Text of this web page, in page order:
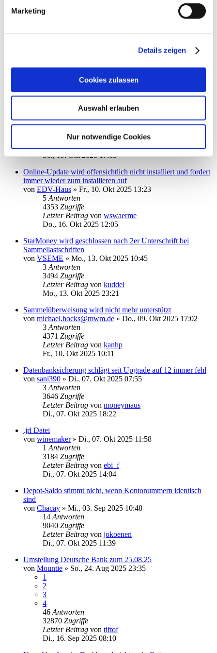
Marketing
Details zeigen
Cookies zulassen
Auswahl erlauben
Nur notwendige Cookies
3122
Letzter Beitrag
3Antworten
Zugriffe
Mi., 22. Okt 2025 11:38
Neuinstallation ohne Kategorien
vonlimburgerbub»So., 19. Okt 2025 12:27
Zugriffe
Letzter Beitragvonebi_f
So., 19. Okt 2025 17:13
Online-Update wird offensichtlich nicht installiert und fordert
immer wieder zum installieren auf
von EDV-Haus » Fr., 10. Okt 2025 13:23
5 Antworten
4353 Zugriffe
Letzter Beitrag von wswaerme
Do., 16. Okt 2025 12:05
StarMoney wird geschlossen nach 2er Unterschrift bei
Sammellastschriften
von VSEME » Mo., 13. Okt 2025 10:45
3 Antworten
3494 Zugriffe
Letzter Beitrag von kuddel
Mo., 13. Okt 2025 23:21
Sammelüberweisung wird nicht mehr unterstützt
von michael.hocks@mwm.de » Do., 09. Okt 2025 17:02
3 Antworten
4371 Zugriffe
Letzter Beitrag von kanhp
Fr., 10. Okt 2025 10:11
Datenbanksicherung schlägt seit Upgrade auf 12 immer fehl
von sani390 » Di., 07. Okt 2025 07:55
3 Antworten
3646 Zugriffe
Letzter Beitrag von moneymaus
Di., 07. Okt 2025 18:22
.jrl Datei
von winemaker» Di., 07. Okt 2025 11:58
1 Antworten
3184 Zugriffe
Letzter Beitrag von ebi_f
Di., 07. Okt 2025 14:04
Depot-Saldo stimmt nicht, wenn Kontonummern identisch
sind
von Chacay » Mi., 03. Sep 2025 10:48
14 Antworten
9040 Zugriffe
Letzter Beitrag von jokoenen
Di., 07. Okt 2025 11:39
Umstellung Deutsche Bank zum 25.08.25
von Mountie » So., 24. Aug 2025 23:35
1
2
3
4
46 Antworten
32870 Zugriffe
Letzter Beitrag von tiftof
Di., 16. Sep 2025 08:10